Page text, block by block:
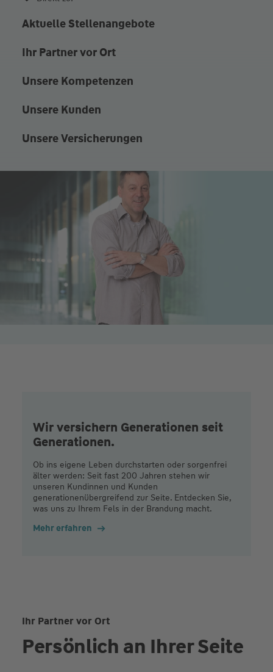
Aktuelle Stellenangebote
Ihr Partner vor Ort
Unsere Kompetenzen
Unsere Kunden
Unsere Versicherungen
Wir versichern Generationen seit
Generationen.
Ob ins eigene Leben durchstarten oder sorgenfrei
älter werden: Seit fast 200 Jahren stehen wir
unseren Kundinnen und Kunden
generationenübergreifend zur Seite. Entdecken Sie,
was uns zu Ihrem Fels in der Brandung macht.
Mehr erfahren
Ihr Partner vor Ort
Persönlich an Ihrer Seite